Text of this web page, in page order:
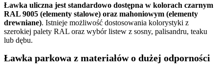
Ławka uliczna jest standardowo dostępna w kolorach czarnym
RAL 9005 (elementy stalowe) oraz mahoniowym (elementy
drewniane). Istnieje możliwość dostosowania kolorystyki z
szerokiej palety RAL oraz wybór listew z sosny, palisandru, teaku
lub dębu.
Ławka parkowa z materiałów o dużej odporności